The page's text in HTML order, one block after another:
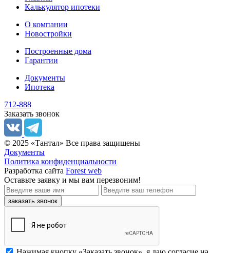
Калькулятор ипотеки
О компании
Новостройки
Построенные дома
Гарантии
Документы
Ипотека
712-888
Заказать звонок
© 2025 «Тантал» Все права защищены
Документы
Политика конфиденциальности
Разработка сайта Forest web
Оставьте заявку и мы вам перезвоним!
заказать звонок